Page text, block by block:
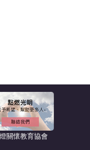
住宅消保會